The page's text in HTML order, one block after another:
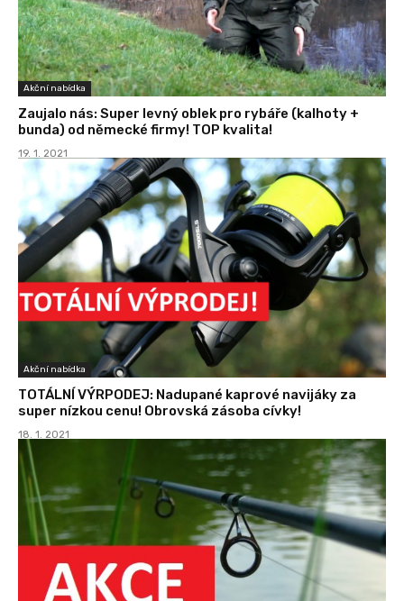
Akční nabídka
Zaujalo nás: Super levný oblek pro rybáře (kalhoty +
bunda) od německé firmy! TOP kvalita!
19. 1. 2021
Akční nabídka
TOTÁLNÍ VÝRPODEJ: Nadupané kaprové navijáky za
super nízkou cenu! Obrovská zásoba cívky!
18. 1. 2021